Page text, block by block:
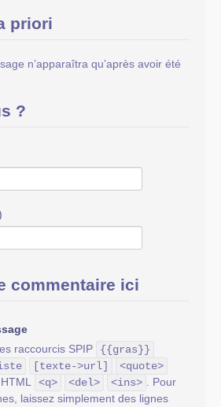
priori
n’apparaîtra qu’après avoir été
?
commentaire ici
raccourcis SPIP
{{gras}}
[texte->url]
<quote>
<q> <del> <ins>
. Pour
laissez simplement des lignes